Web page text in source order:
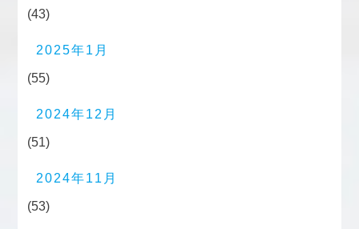
(43)
2025年1月
(55)
2024年12月
(51)
2024年11月
(53)